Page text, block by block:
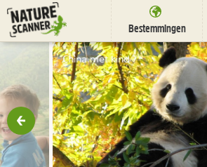
Ga
naar
content
Bestemmingen
Bestemmingen
Overnachten
Activiteiten
Natuurparken
China met kind